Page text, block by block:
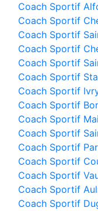
Coach Sportif
Coach Sportif
Coach Sportif
Coach Sportif
Coach Sportif
Coach Sportif
Coach Sportif
Coach Sportif
Coach Sportif
Coach Sportif
Coach Sportif
Coach Sportif
Coach Sportif
Coach Sportif
Coach Sportif